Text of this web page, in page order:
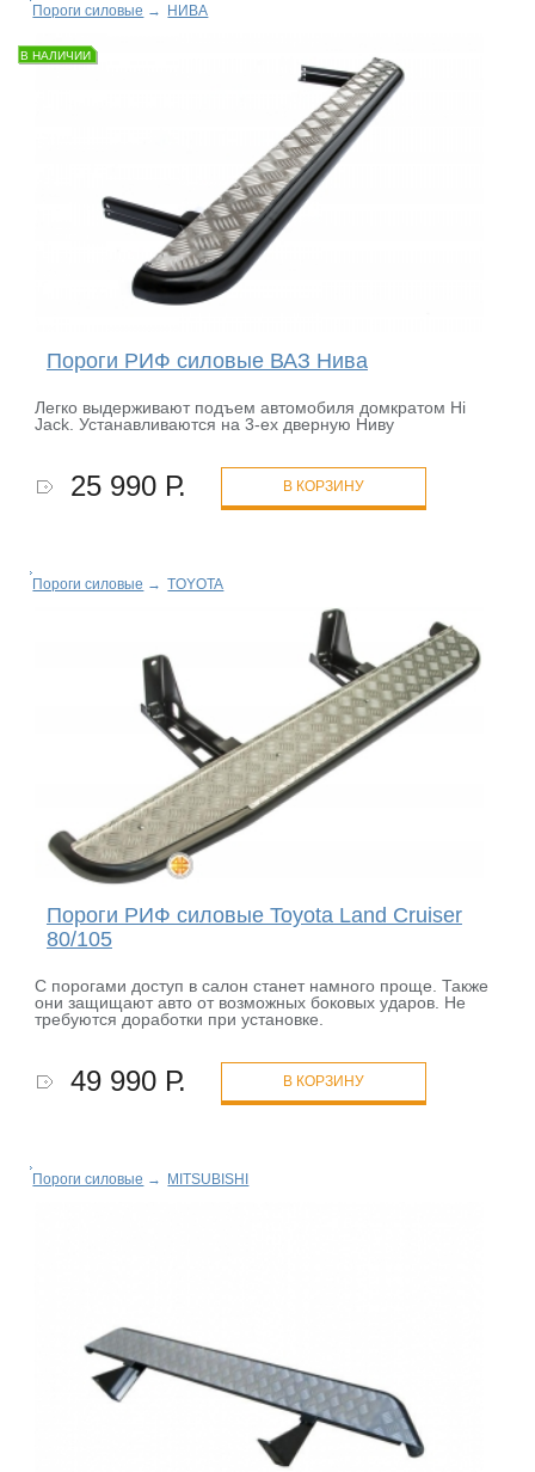
Пороги силовые → НИВА
В НАЛИЧИИ
Пороги РИФ силовые ВАЗ Нива
Легко выдерживают подъем автомобиля домкратом Hi
Jack. Устанавливаются на 3-ех дверную Ниву
25 990 Р. В КОРЗИНУ
Пороги силовые → TOYOTA
Пороги РИФ силовые Toyota Land Cruiser
80/105
С порогами доступ в салон станет намного проще. Также
они защищают авто от возможных боковых ударов. Не
требуются доработки при установке.
49 990 Р. В КОРЗИНУ
Пороги силовые → MITSUBISHI